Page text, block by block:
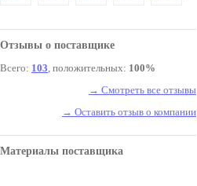
Отзывы о поставщике
Всего: 103, положительных: 100%
→ Смотреть все отзывы
→ Оставить отзыв о компании
Материалы поставщика